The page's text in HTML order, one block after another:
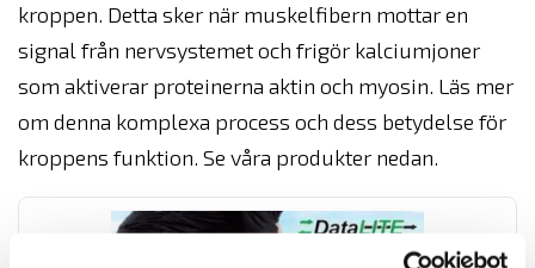
kroppen. Detta sker när muskelfibern mottar en
signal från nervsystemet och frigör kalciumjoner
som aktiverar proteinerna aktin och myosin. Läs mer
om denna komplexa process och dess betydelse för
kroppens funktion. Se våra produkter nedan.